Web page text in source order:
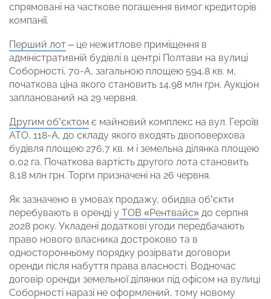
спрямовані на часткове погашення вимог кредиторів
компанії.
Перший лот – це нежитлове приміщення в
адміністративній будівлі в центрі Полтави на вулиці
Соборності, 70-А, загальною площею 594,8 кв. м,
початкова ціна якого становить 14,98 млн грн. Аукціон
запланований на 29 червня.
Другим об’єктом є майновий комплекс на вул. Героїв
АТО, 118-А, до складу якого входять двоповерхова
будівля площею 276,7 кв. м і земельна ділянка площею
0,02 га. Початкова вартість другого лота становить
8,18 млн грн. Торги призначені на 26 червня.
Як зазначено в умовах продажу, обидва об’єкти
перебувають в оренді у ТОВ «Рентвайс» до серпня
2028 року. Укладені додаткові угоди передбачають
право нового власника достроково та в
односторонньому порядку розірвати договори
оренди після набуття права власності. Водночас
договір оренди земельної ділянки під офісом на вулиці
Соборності наразі не оформлений, тому новому